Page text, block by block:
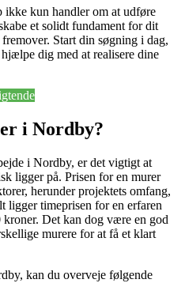
kun handler om at udføre
et solidt fundament for dit
Start din søgning i dag,
dig med at realisere dine
i Nordby?
i Nordby, er det vigtigt at
ligger på. Prisen for en murer
herunder projektets omfang,
ligger timeprisen for en erfaren
Det kan dog være en god
murere for at få et klart
kan du overveje følgende